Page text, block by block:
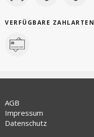
VERFÜGBARE ZAHLARTEN
AGB
Impressum
Datenschutz